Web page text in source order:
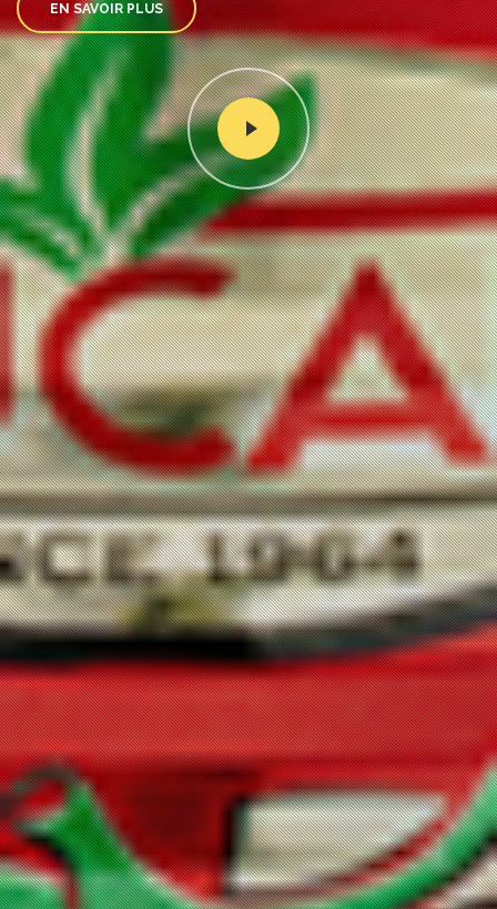
EN SAVOIR PLUS